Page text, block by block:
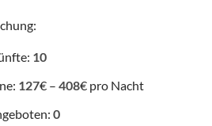
10
127€ – 408€ pro Nacht
0